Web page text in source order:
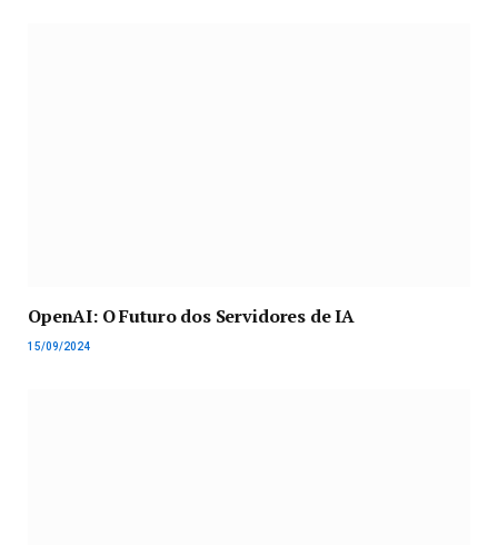
OpenAI: O Futuro dos Servidores de IA
15/09/2024